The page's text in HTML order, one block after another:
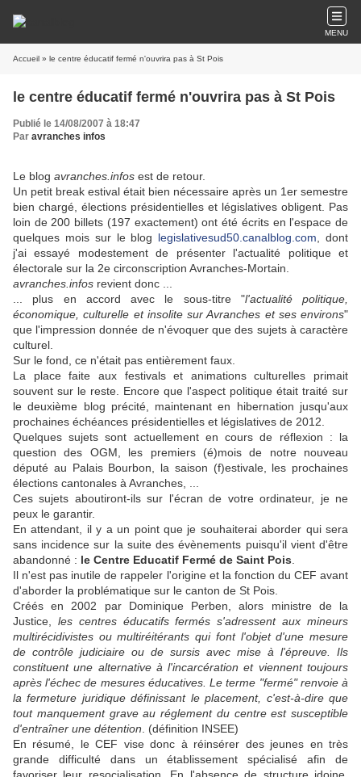
MENU
Accueil » le centre éducatif fermé n'ouvrira pas à St Pois
le centre éducatif fermé n'ouvrira pas à St Pois
Publié le 14/08/2007 à 18:47
Par avranches infos
Le blog avranches.infos est de retour.
Un petit break estival était bien nécessaire après un 1er semestre
bien chargé, élections présidentielles et législatives obligent. Pas
loin de 200 billets (197 exactement) ont été écrits en l'espace de
quelques mois sur le blog legislativesud50.canalblog.com , dont
j'ai essayé modestement de présenter l'actualité politique et
électorale sur la 2e circonscription Avranches-Mortain.
avranches.infos revient donc ...
... plus en accord avec le sous-titre "l'actualité politique,
économique, culturelle et insolite sur Avranches et ses environs"
que l'impression donnée de n'évoquer que des sujets à caractère
culturel.
Sur le fond, ce n'était pas entièrement faux.
La place faite aux festivals et animations culturelles primait
souvent sur le reste. Encore que l'aspect politique était traité sur
le deuxième blog précité, maintenant en hibernation jusqu'aux
prochaines échéances présidentielles et législatives de 2012.
Quelques sujets sont actuellement en cours de réflexion : la
question des OGM, les premiers (é)mois de notre nouveau
député au Palais Bourbon, la saison (f)estivale, les prochaines
élections cantonales à Avranches, ...
Ces sujets aboutiront-ils sur l'écran de votre ordinateur, je ne
peux le garantir.
En attendant, il y a un point que je souhaiterai aborder qui sera
sans incidence sur la suite des évènements puisqu'il vient d'être
abandonné : le Centre Educatif Fermé de Saint Pois
Il n'est pas inutile de rappeler l'origine et la fonction du CEF avant
d'aborder la problématique sur le canton de St Pois.
Créés en 2002 par Dominique Perben, alors ministre de la
Justice, les centres éducatifs fermés s'adressent aux mineurs
multirécidivistes ou multiréitérants qui font l'objet d'une mesure
de contrôle judiciaire ou de sursis avec mise à l'épreuve. Ils
constituent une alternative à l'incarcération et viennent toujours
après l'échec de mesures éducatives. Le terme "fermé" renvoie à
la fermeture juridique définissant le placement, c'est-à-dire que
tout manquement grave au réglement du centre est susceptible
d'entraîner une détention . (définition INSEE)
En résumé, le CEF vise donc à réinsérer des jeunes en très
grande difficulté dans un établissement spécialisé afin de